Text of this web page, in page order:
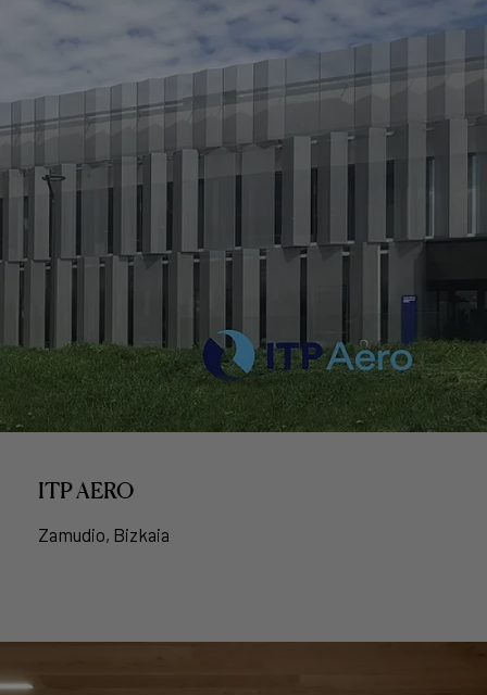
ITP AERO
Zamudio, Bizkaia